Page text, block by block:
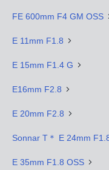
FE 600mm F4 GM OSS
E 11mm F1.8
E 15mm F1.4 G
E16mm F2.8
E 20mm F2.8
Sonnar T＊ E 24mm
E 35mm F1.8 OSS